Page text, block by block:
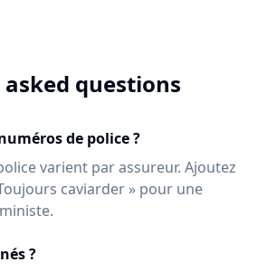
questions
de police ?
varient par assureur. Ajoutez
caviarder » pour une
?